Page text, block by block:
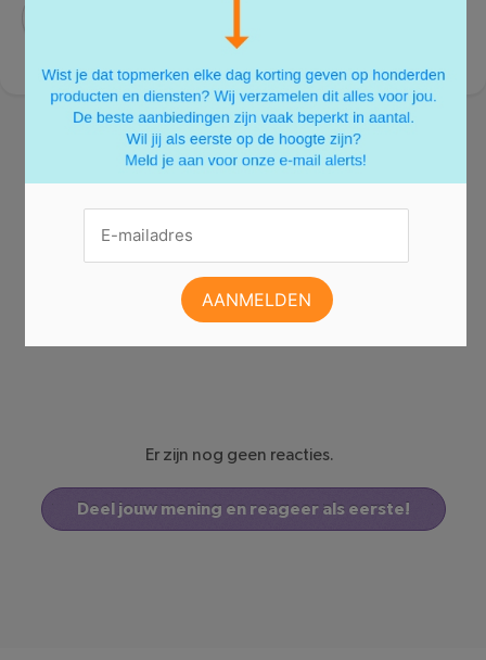
Er zijn nog geen reacties.
Deel jouw mening en reageer als eerste!